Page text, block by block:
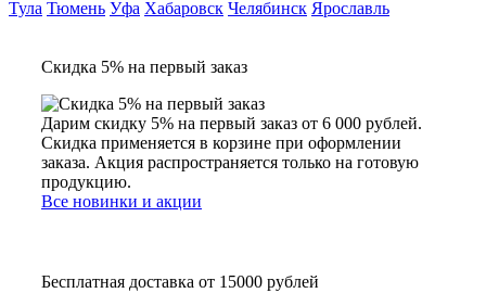
Тула Тюмень Уфа Хабаровск Челябинск Ярославль
Скидка 5% на первый заказ
Дарим скидку 5% на первый заказ от 6 000 рублей.
Скидка применяется в корзине при оформлении
заказа. Акция распространяется только на готовую
продукцию.
Все новинки и акции
Бесплатная доставка от 15000 рублей